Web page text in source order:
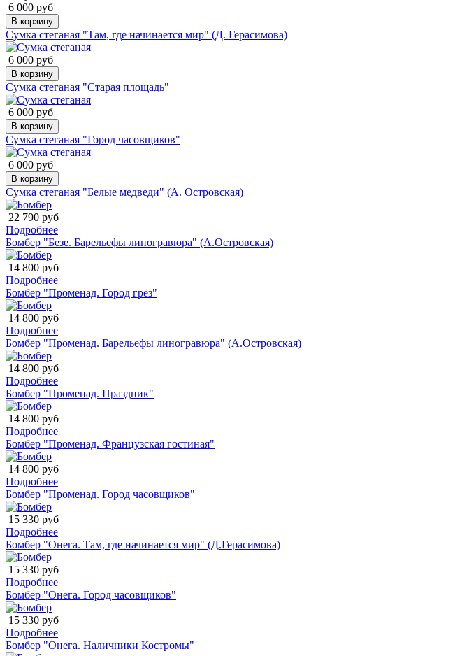
6 000 руб
В корзину
Сумка стеганая "Там, где начинается мир" (Д. Герасимова)
6 000 руб
В корзину
Сумка стеганая "Старая площадь"
6 000 руб
В корзину
Сумка стеганая "Город часовщиков"
6 000 руб
В корзину
Сумка стеганая "Белые медведи" (А. Островская)
22 790 руб
Подробнее
Бомбер "Безе. Барельефы линогравюра" (А.Островская)
14 800 руб
Подробнее
Бомбер "Променад. Город грёз"
14 800 руб
Подробнее
Бомбер "Променад. Барельефы линогравюра" (А.Островская)
14 800 руб
Подробнее
Бомбер "Променад. Праздник"
14 800 руб
Подробнее
Бомбер "Променад. Французская гостиная"
14 800 руб
Подробнее
Бомбер "Променад. Город часовщиков"
15 330 руб
Подробнее
Бомбер "Онега. Там, где начинается мир" (Д.Герасимова)
15 330 руб
Подробнее
Бомбер "Онега. Город часовщиков"
15 330 руб
Подробнее
Бомбер "Онега. Наличники Костромы"